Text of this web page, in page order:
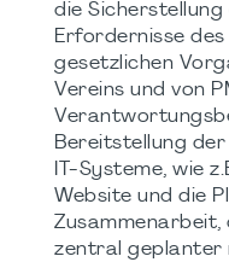
die
Erfordernisse
gesetzlichen
Vereins und von
Bereitstellung
IT-Systeme, wie
Website und die
Zusammenarbeit,
zentral geplanter